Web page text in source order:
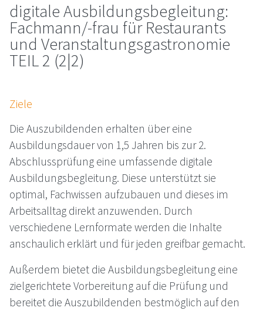
digitale Ausbildungsbegleitung:
Fachmann/-frau für Restaurants
und Veranstaltungsgastronomie
TEIL 2 (2|2)
Ziele
Die Auszubildenden erhalten über eine
Ausbildungsdauer von 1,5 Jahren bis zur 2.
Abschlussprüfung eine umfassende digitale
Ausbildungsbegleitung. Diese unterstützt sie
optimal, Fachwissen aufzubauen und dieses im
Arbeitsalltag direkt anzuwenden. Durch
verschiedene Lernformate werden die Inhalte
anschaulich erklärt und für jeden greifbar gemacht.
Außerdem bietet die Ausbildungsbegleitung eine
zielgerichtete Vorbereitung auf die Prüfung und
bereitet die Auszubildenden bestmöglich auf den